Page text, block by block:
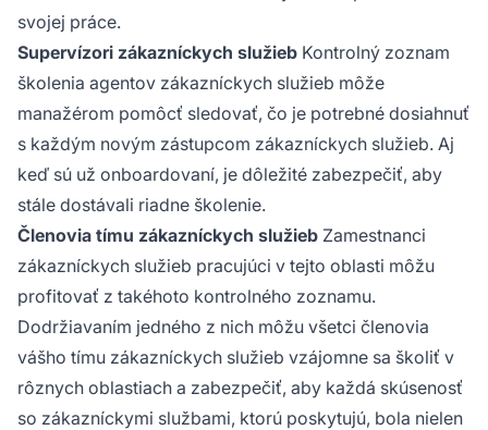
svojej práce.
Supervízori zákazníckych služieb Kontrolný zoznam
školenia agentov zákazníckych služieb môže
manažérom pomôcť sledovať, čo je potrebné dosiahnuť
s každým novým zástupcom zákazníckych služieb. Aj
keď sú už onboardovaní, je dôležité zabezpečiť, aby
stále dostávali riadne školenie.
Členovia tímu zákazníckych služieb Zamestnanci
zákazníckych služieb pracujúci v tejto oblasti môžu
profitovať z takéhoto kontrolného zoznamu.
Dodržiavaním jedného z nich môžu všetci členovia
vášho tímu zákazníckych služieb vzájomne sa školiť v
rôznych oblastiach a zabezpečiť, aby každá skúsenosť
so zákazníckymi službami, ktorú poskytujú, bola nielen